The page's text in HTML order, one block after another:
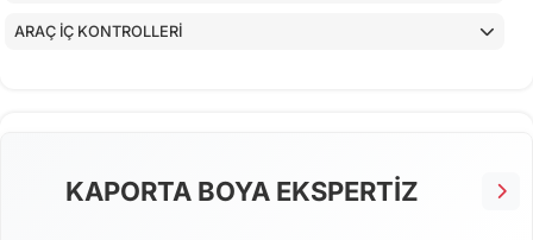
ARAÇ İÇ KONTROLLERİ
KAPORTA BOYA EKSPERTİZ